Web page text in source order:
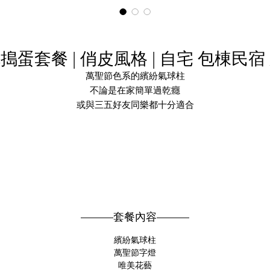
蛋套餐 | 俏皮風格 | 自宅 包棟民
萬聖節色系的繽紛氣球柱
不論是在家簡單過乾癮
或與三五好友同樂都十分適合
———套餐內容———
繽紛氣球柱
萬聖節字燈
唯美花藝